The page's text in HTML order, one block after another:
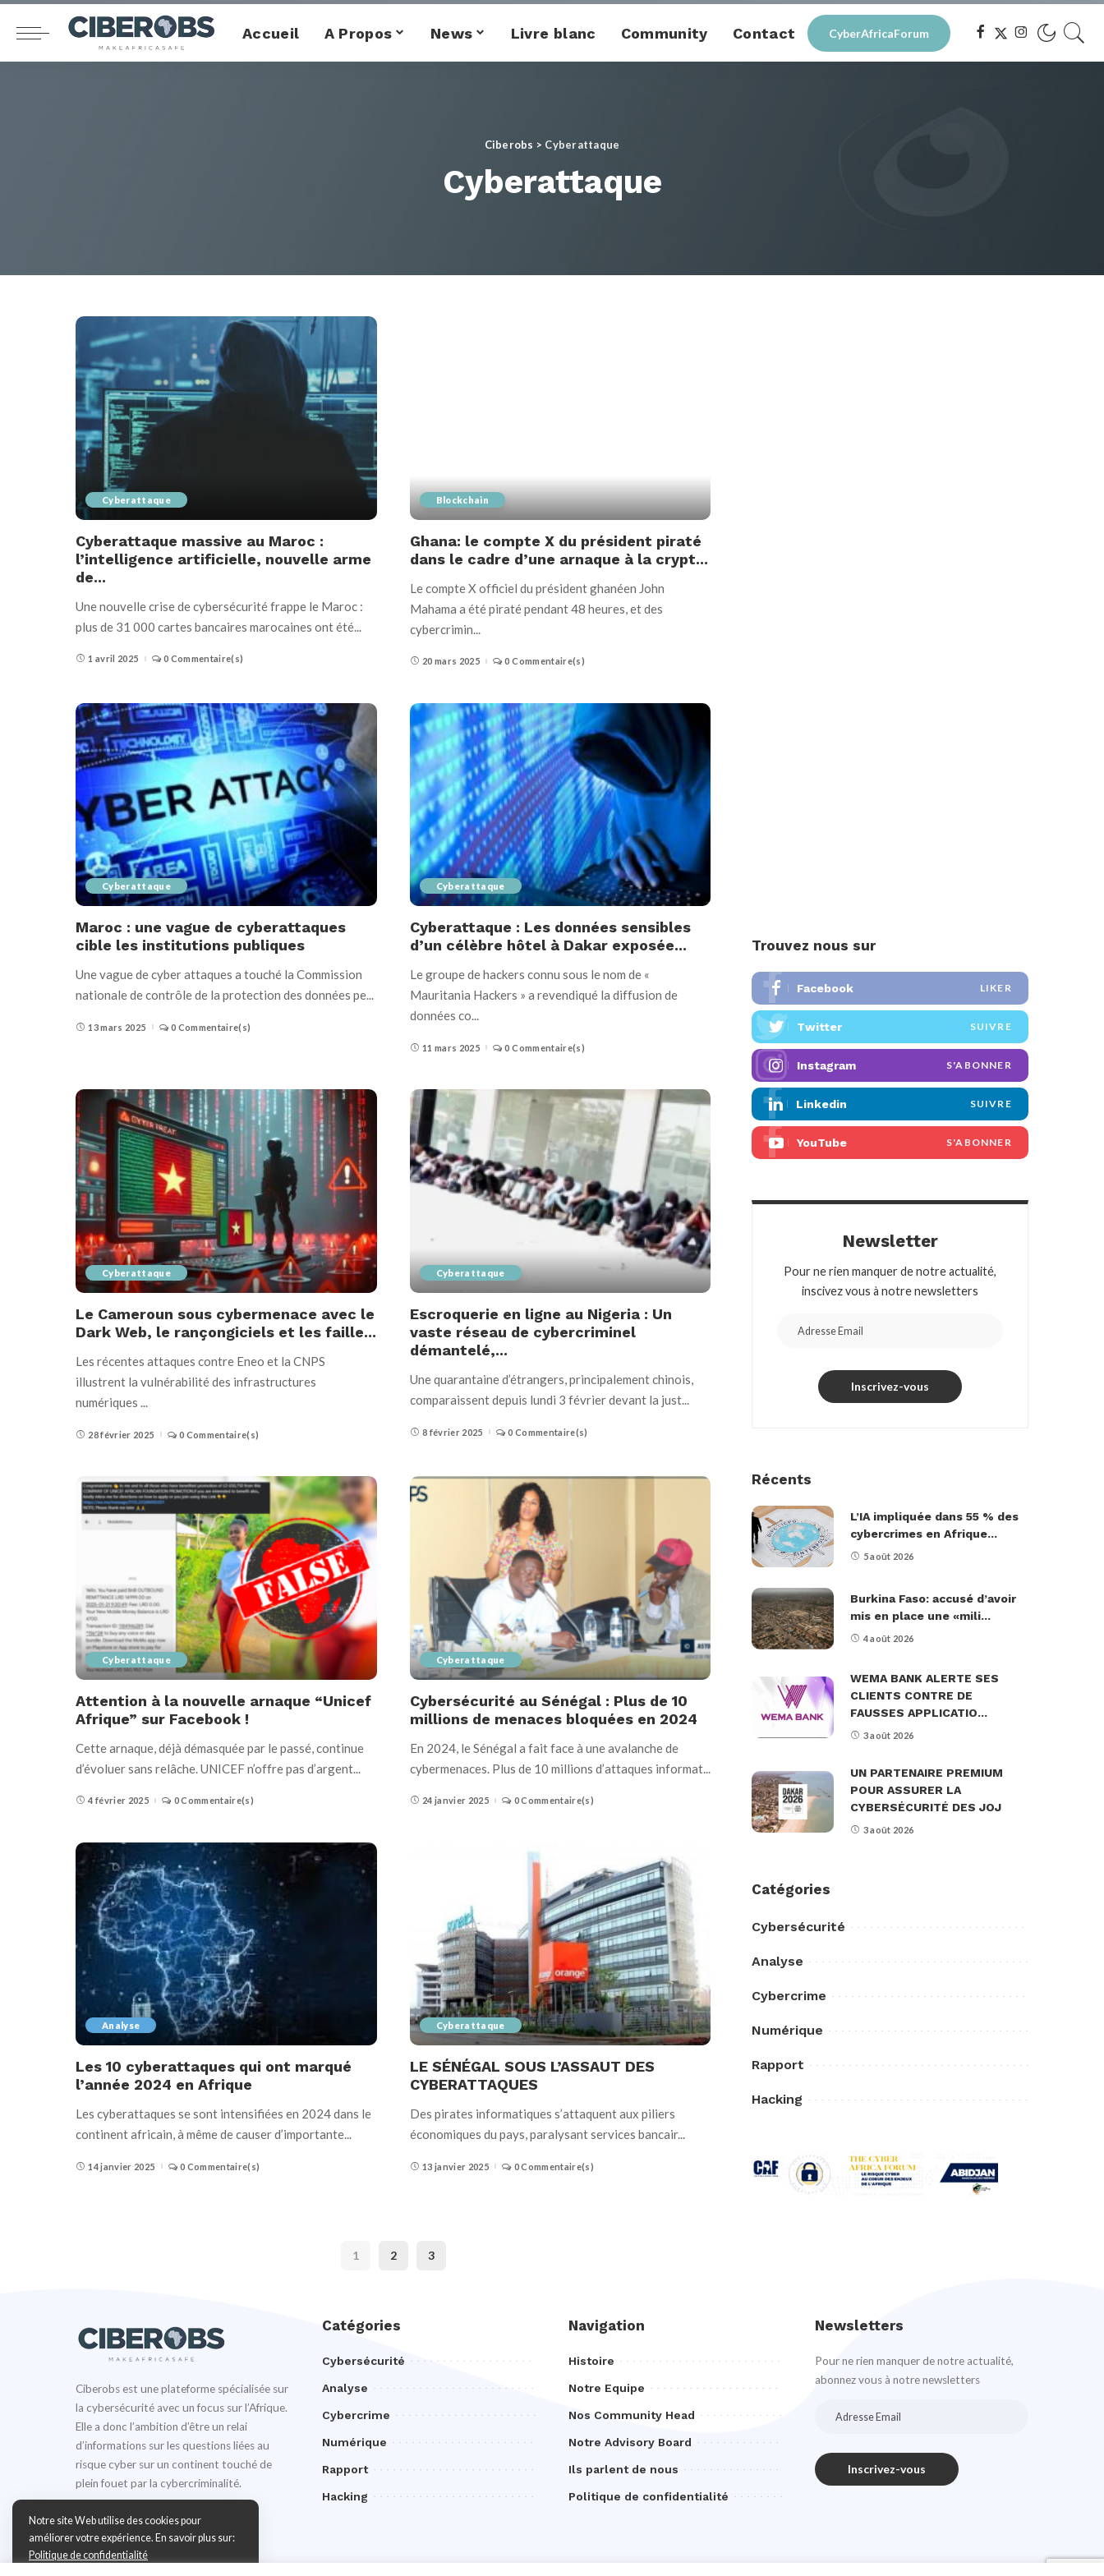
Accueil A Propos News Livre blanc Community Contact CyberAfricaForum
Ciberobs > Cyberattaque
Cyberattaque
Cyberattaque
Cyberattaque massive au Maroc :
l’intelligence artificielle, nouvelle arme
de...
Une nouvelle crise de cybersécurité frappe le Maroc :
plus de 31 000 cartes bancaires marocaines ont été...
1 avril 2025 0 Commentaire(s)
Blockchain
Ghana: le compte X du président piraté
dans le cadre d’une arnaque à la crypt...
Le compte X officiel du président ghanéen John
Mahama a été piraté pendant 48 heures, et des
cybercrimin...
20 mars 2025 0 Commentaire(s)
Cyberattaque
Maroc : une vague de cyberattaques
cible les institutions publiques
Une vague de cyber attaques a touché la Commission
nationale de contrôle de la protection des données pe...
13 mars 2025 0 Commentaire(s)
Cyberattaque
Cyberattaque : Les données sensibles
d’un célèbre hôtel à Dakar exposée...
Le groupe de hackers connu sous le nom de «
Mauritania Hackers » a revendiqué la diffusion de
données co...
11 mars 2025 0 Commentaire(s)
Cyberattaque
Le Cameroun sous cybermenace avec le
Dark Web, le rançongiciels et les faille...
Les récentes attaques contre Eneo et la CNPS
illustrent la vulnérabilité des infrastructures
numériques ...
28 février 2025 0 Commentaire(s)
Cyberattaque
Escroquerie en ligne au Nigeria : Un
vaste réseau de cybercriminel
démantelé,...
Une quarantaine d’étrangers, principalement chinois,
comparaissent depuis lundi 3 février devant la just...
8 février 2025 0 Commentaire(s)
Cyberattaque
Attention à la nouvelle arnaque “Unicef
Afrique” sur Facebook !
Cette arnaque, déjà démasquée par le passé, continue
d’évoluer sans relâche. UNICEF n’offre pas d’argent...
4 février 2025 0 Commentaire(s)
Cyberattaque
Cybersécurité au Sénégal : Plus de 10
millions de menaces bloquées en 2024
En 2024, le Sénégal a fait face à une avalanche de
cybermenaces. Plus de 10 millions d’attaques informat...
24 janvier 2025 0 Commentaire(s)
Analyse
Les 10 cyberattaques qui ont marqué
l’année 2024 en Afrique
Les cyberattaques se sont intensifiées en 2024 dans le
continent africain, à même de causer d’importante...
14 janvier 2025 0 Commentaire(s)
Cyberattaque
LE SÉNÉGAL SOUS L’ASSAUT DES
CYBERATTAQUES
Des pirates informatiques s’attaquent aux piliers
économiques du pays, paralysant services bancair...
13 janvier 2025 0 Commentaire(s)
1 2 3
Trouvez nous sur
Facebook LIKER
Twitter SUIVRE
Instagram S'ABONNER
Linkedin SUIVRE
YouTube S'ABONNER
Newsletter
Pour ne rien manquer de notre actualité,
inscivez vous à notre newsletters
Récents
L’IA impliquée dans 55 % des
cybercrimes en Afrique...
5 août 2026
Burkina Faso: accusé d’avoir
mis en place une «mili...
4 août 2026
WEMA BANK ALERTE SES
CLIENTS CONTRE DE
FAUSSES APPLICATIO...
3 août 2026
UN PARTENAIRE PREMIUM
POUR ASSURER LA
CYBERSÉCURITÉ DES JOJ
3 août 2026
Catégories
Cybersécurité
Analyse
Cybercrime
Numérique
Rapport
Hacking
Ciberobs est une plateforme spécialisée sur
la cybersécurité avec un focus sur l’Afrique.
Elle a donc l’ambition d’être un relai
d’informations sur les questions liées au
risque cyber sur un continent touché de
plein fouet par la cybercriminalité.
Catégories
Cybersécurité
Analyse
Cybercrime
Numérique
Rapport
Hacking
Navigation
Histoire
Notre Equipe
Nos Community Head
Notre Advisory Board
Ils parlent de nous
Politique de confidentialité
Newsletters
Pour ne rien manquer de notre actualité,
abonnez vous à notre newsletters
Notre site Web utilise des cookies pour
améliorer votre expérience. En savoir plus sur:
Politique de confidentialité